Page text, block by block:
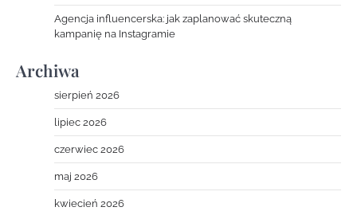
Agencja influencerska: jak zaplanować skuteczną
kampanię na Instagramie
Archiwa
sierpień 2026
lipiec 2026
czerwiec 2026
maj 2026
kwiecień 2026